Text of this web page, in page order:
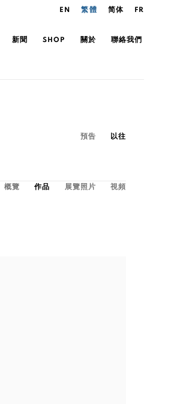
新聞 SHOP 關於 聯絡我們
EN 繁體 简体 FR
預告 以往
概覽 作品 展覽照片 視頻